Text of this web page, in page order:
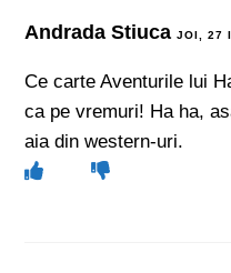
Andrada StiucaJOI, 27
Ce carte Aventurile lui
ca pe vremuri! Ha ha,
aia din western-uri.